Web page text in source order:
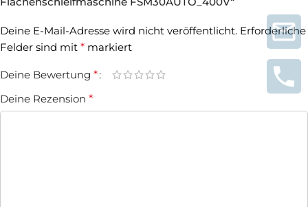
Deine E-Mail-Adresse wird nicht veröffentlicht. Erforderliche
Felder sind mit * markiert
Deine Bewertung *
Deine Rezension *